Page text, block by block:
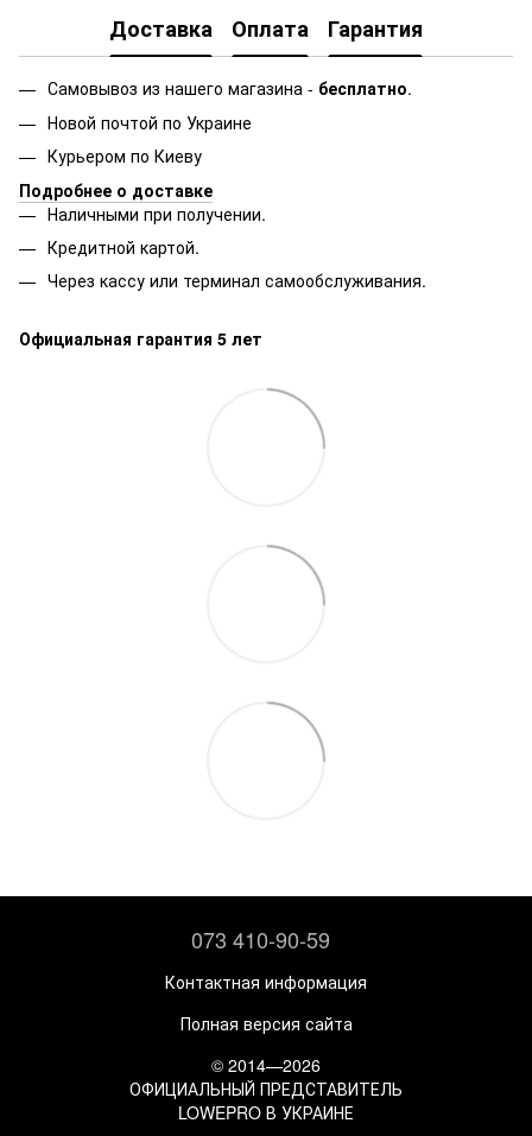
Доставка Оплата Гарантия
Самовывоз из нашего магазина - бесплатно.
Новой почтой по Украине
Курьером по Киеву
Подробнее о доставке
Наличными при получении.
Кредитной картой.
Через кассу или терминал самообслуживания.
Официальная гарантия 5 лет
073 410-90-59
Контактная информация
Полная версия сайта
© 2014—2026
ОФИЦИАЛЬНЫЙ ПРЕДСТАВИТЕЛЬ
LOWEPRO В УКРАИНЕ